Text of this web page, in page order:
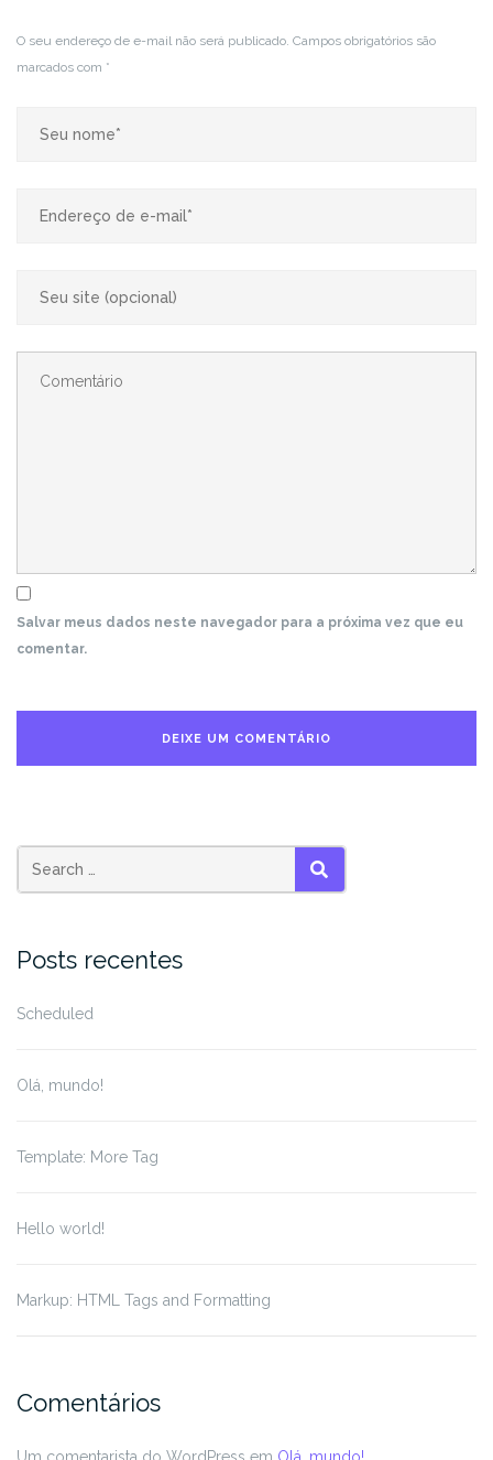
O seu endereço de e-mail não será publicado. Campos obrigatórios são
marcados com *
Salvar meus dados neste navegador para a próxima vez que eu
comentar.
Search
for:
SEARCH
Posts recentes
Scheduled
Olá, mundo!
Template: More Tag
Hello world!
Markup: HTML Tags and Formatting
Comentários
Um comentarista do WordPress em Olá, mundo!